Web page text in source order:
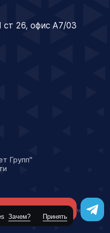
ст 26, офис А7/03
Групп"
характер и не является
Зачем? Принять